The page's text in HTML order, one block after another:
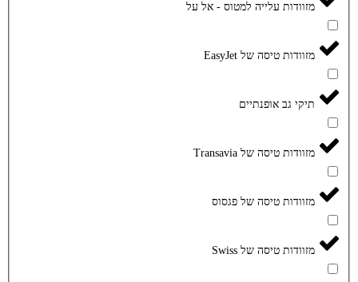
מזוודות עלייה למטוס - אל על
מזוודות טיסה של EasyJet
תיקי גב אופנתיים
מזוודות טיסה של Transavia
מזוודות טיסה של פגסוס
מזוודות טיסה של Swiss